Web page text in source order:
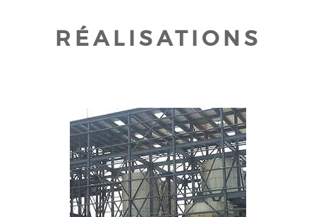
RÉALISATIONS